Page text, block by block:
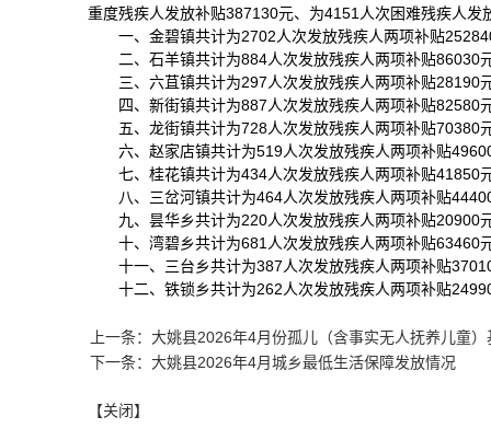
重度残疾人发放补贴387130元、为4151人次困难残疾人
一、金碧镇共计为2702人次发放残疾人两项补贴
二、石羊镇共计为884人次发放残疾人两项补贴
三、六苴镇共计为297人次发放残疾人两项补贴
四、新街镇共计为887人次发放残疾人两项补贴
五、龙街镇共计为728人次发放残疾人两项补贴
六、赵家店镇共计为519人次发放残疾人两项补贴
七、桂花镇共计为434人次发放残疾人两项补贴
八、三岔河镇共计为464人次发放残疾人两项补贴
九、昙华乡共计为220人次发放残疾人两项补贴
十、湾碧乡共计为681人次发放残疾人两项补贴
十一、三台乡共计为387人次发放残疾人两项补贴
十二、铁锁乡共计为262人次发放残疾人两项补贴
上一条：大姚县2026年4月份孤儿（含事实无人抚养儿童
下一条：大姚县2026年4月城乡最低生活保障发放情况
【关闭】